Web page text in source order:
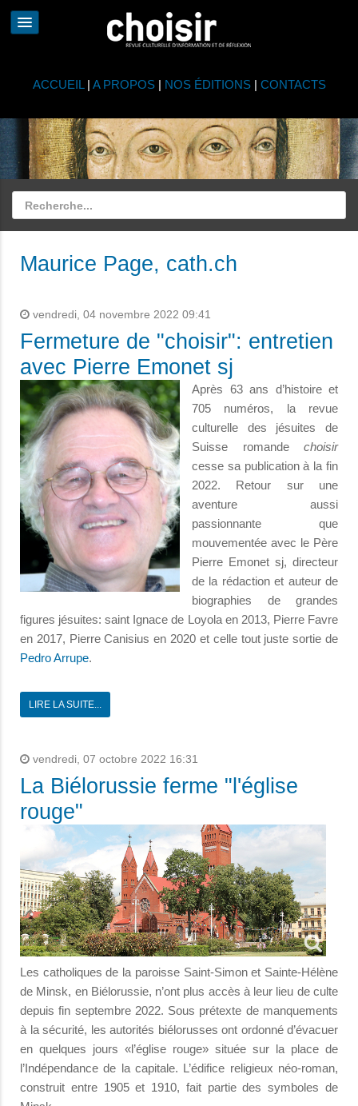
ACCUEIL | A PROPOS| NOS ÉDITIONS| CONTACTS
Maurice Page, cath.ch
vendredi, 04 novembre 2022 09:41
Fermeture de "choisir": entretien
avec Pierre Emonet sj
Après 63 ans d’histoire et
705 numéros, la revue
culturelle des jésuites de
Suisse romande choisir
cesse sa publication à la fin
2022. Retour sur une
aventure aussi
passionnante que
mouvementée avec le Père
Pierre Emonet sj, directeur
de la rédaction et auteur de
biographies de grandes
figures jésuites: saint Ignace de Loyola en 2013, Pierre Favre
en 2017, Pierre Canisius en 2020 et celle tout juste sortie de
Pedro Arrupe.
LIRE LA SUITE...
vendredi, 07 octobre 2022 16:31
La Biélorussie ferme "l'église
rouge"
Les catholiques de la paroisse Saint-Simon et Sainte-Hélène
de Minsk, en Biélorussie, n’ont plus accès à leur lieu de culte
depuis fin septembre 2022. Sous prétexte de manquements
à la sécurité, les autorités biélorusses ont ordonné d’évacuer
en quelques jours «l’église rouge» située sur la place de
l’Indépendance de la capitale. L’édifice religieux néo-roman,
construit entre 1905 et 1910, fait partie des symboles de